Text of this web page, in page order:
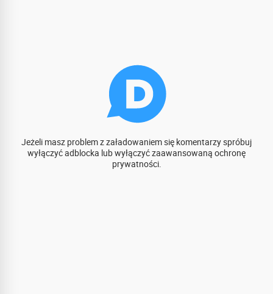
Jeżeli masz problem z załadowaniem się komentarzy spróbuj
wyłączyć adblocka lub wyłączyć zaawansowaną ochronę
prywatności.